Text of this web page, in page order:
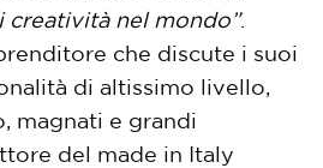
creatività nel mondo”.
che discute i suoi
di altissimo livello,
magnati e grandi
del made in Italy